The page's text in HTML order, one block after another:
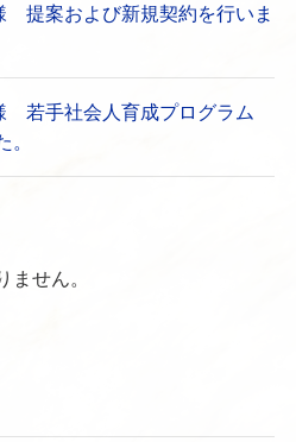
提案および新規契約を行いま
若手社会人育成プログラム
。
ません。